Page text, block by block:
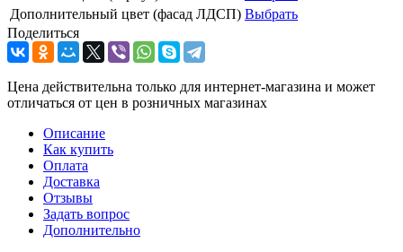
Дополнительный цвет (фасад ЛДСП) Выбрать
Поделиться
Цена действительна только для интернет-магазина и может
отличаться от цен в розничных магазинах
Описание
Как купить
Оплата
Доставка
Отзывы
Задать вопрос
Дополнительно